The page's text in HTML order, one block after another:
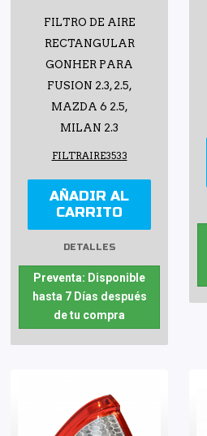
FILTRO DE AIRE
RECTANGULAR
GONHER PARA
FUSION 2.3, 2.5,
MAZDA 6 2.5,
MILAN 2.3
FILTRAIRE3533
AÑADIR AL
CARRITO
DETALLES
Preventa: Disponible
hasta 7 Días después
de tu compra